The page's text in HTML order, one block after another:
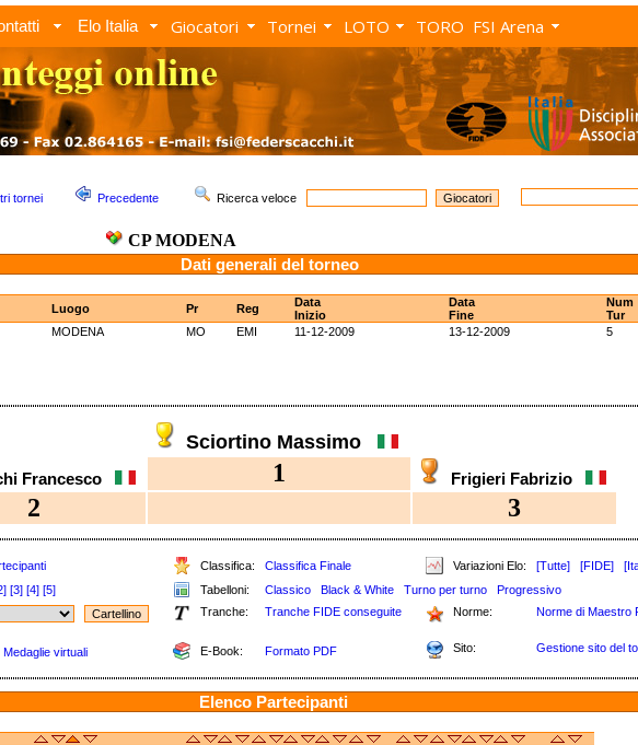
Elo Italia Giocatori Tornei LOTO TORO FSI Arena
tornei Precedente Ricerca veloce
CP MODENA
Dati generali del torneo
Luogo Pr Reg
Data
Inizio
Data
Fine
Num
Tur
MODENA MO EMI 11-12-2009 13-12-2009 5
Sciortino Massimo
Francesco 1 Frigieri Fabrizio
2 3
Classifica: Classifica Finale Variazioni Elo: [Tutte] [FIDE]
[3] [4] [5] Tabelloni: Classico Black & White Turno per turno
Progressivo
Tranche: Tranche FIDE conseguite Norme: Norme di Maestro
Medaglie virtuali E-Book: Formato PDF Sito: Gestione sito del
Elenco Partecipanti